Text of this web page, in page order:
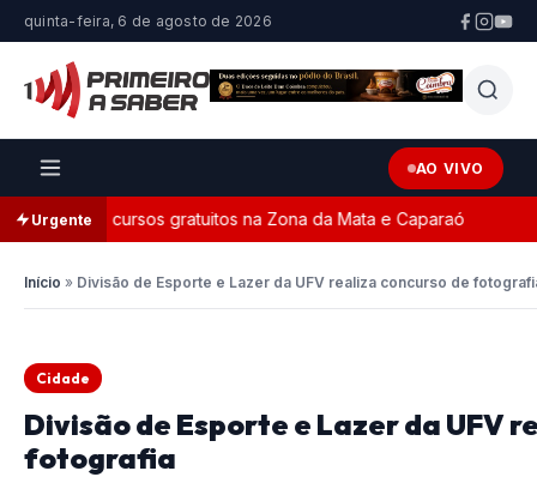
quinta-feira, 6 de agosto de 2026
AO VIVO
Urgente
de 30 cursos gratuitos na Zona da Mata e Caparaó
Início » Divisão de Esporte e Lazer da UFV realiza concurso de
Cidade
Divisão de Esporte e Lazer da UFV
fotografia